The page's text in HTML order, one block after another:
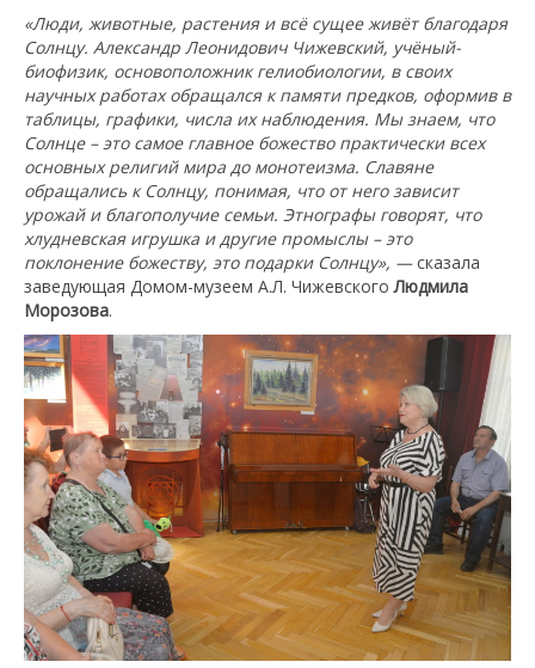
«Люди, животные, растения и всё сущее живёт благодаря
Солнцу. Александр Леонидович Чижевский, учёный-
биофизик, основоположник гелиобиологии, в своих
научных работах обращался к памяти предков, оформив в
таблицы, графики, числа их наблюдения. Мы знаем, что
Солнце – это самое главное божество практически всех
основных религий мира до монотеизма. Славяне
обращались к Солнцу, понимая, что от него зависит
урожай и благополучие семьи. Этнографы говорят, что
хлудневская игрушка и другие промыслы – это
поклонение божеству, это подарки Солнцу», —сказала
заведующая Домом-музеем А.Л. ЧижевскогоЛюдмила
Морозова.